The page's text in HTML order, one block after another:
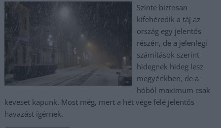
Szinte biztosan
kifehéredik a táj az
ország egy jelentős
részén, de a jelenlegi
számítások szerint
hidegnek hideg lesz
megyénkben, de a
hóból maximum csak
keveset kapunk. Most még, mert a hét vége felé jelentős
havazást ígérnek.